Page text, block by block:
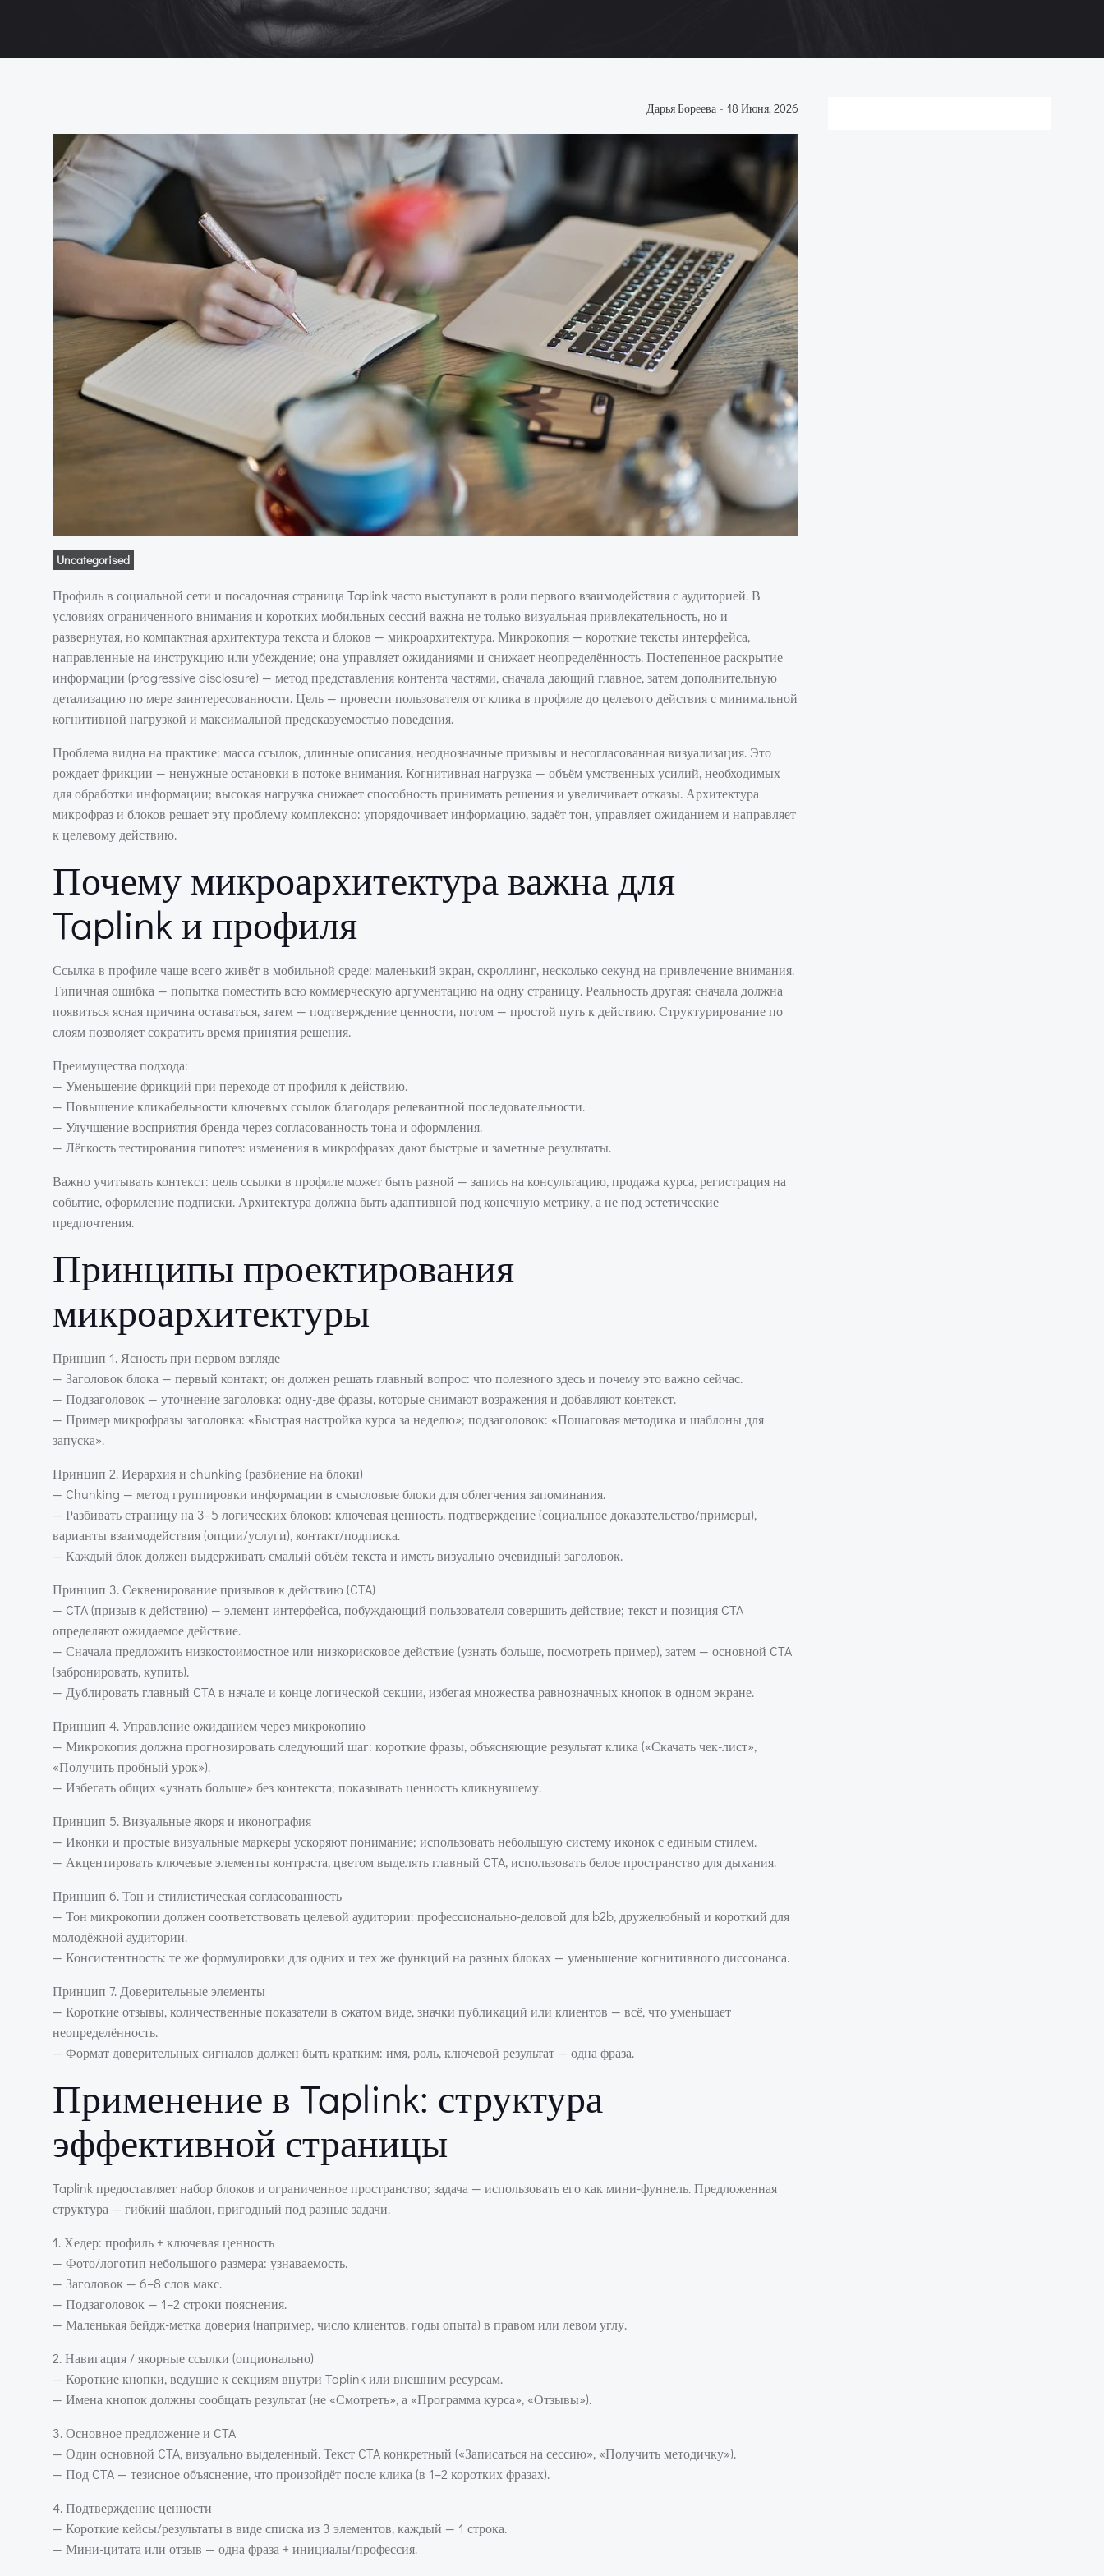
Дарья Бореева - 18 Июня, 2026
Uncategorised
Профиль в социальной сети и посадочная страница Taplink часто выступают в роли первого взаимодействия с аудиторией. В
условиях ограниченного внимания и коротких мобильных сессий важна не только визуальная привлекательность, но и
развернутая, но компактная архитектура текста и блоков — микроархитектура. Микрокопия — короткие тексты интерфейса,
направленные на инструкцию или убеждение; она управляет ожиданиями и снижает неопределённость. Постепенное раскрытие
информации (progressive disclosure) — метод представления контента частями, сначала дающий главное, затем дополнительную
детализацию по мере заинтересованности. Цель — провести пользователя от клика в профиле до целевого действия с минимальной
когнитивной нагрузкой и максимальной предсказуемостью поведения.
Проблема видна на практике: масса ссылок, длинные описания, неоднозначные призывы и несогласованная визуализация. Это
рождает фрикции — ненужные остановки в потоке внимания. Когнитивная нагрузка — объём умственных усилий, необходимых
для обработки информации; высокая нагрузка снижает способность принимать решения и увеличивает отказы. Архитектура
микрофраз и блоков решает эту проблему комплексно: упорядочивает информацию, задаёт тон, управляет ожиданием и направляет
к целевому действию.
Почему микроархитектура важна для
Taplink и профиля
Ссылка в профиле чаще всего живёт в мобильной среде: маленький экран, скроллинг, несколько секунд на привлечение внимания.
Типичная ошибка — попытка поместить всю коммерческую аргументацию на одну страницу. Реальность другая: сначала должна
появиться ясная причина оставаться, затем — подтверждение ценности, потом — простой путь к действию. Структурирование по
слоям позволяет сократить время принятия решения.
Преимущества подхода:
— Уменьшение фрикций при переходе от профиля к действию.
— Повышение кликабельности ключевых ссылок благодаря релевантной последовательности.
— Улучшение восприятия бренда через согласованность тона и оформления.
— Лёгкость тестирования гипотез: изменения в микрофразах дают быстрые и заметные результаты.
Важно учитывать контекст: цель ссылки в профиле может быть разной — запись на консультацию, продажа курса, регистрация на
событие, оформление подписки. Архитектура должна быть адаптивной под конечную метрику, а не под эстетические
предпочтения.
Принципы проектирования
микроархитектуры
Принцип 1. Ясность при первом взгляде
— Заголовок блока — первый контакт; он должен решать главный вопрос: что полезного здесь и почему это важно сейчас.
— Подзаголовок — уточнение заголовка: одну-две фразы, которые снимают возражения и добавляют контекст.
— Пример микрофразы заголовка: «Быстрая настройка курса за неделю»; подзаголовок: «Пошаговая методика и шаблоны для
запуска».
Принцип 2. Иерархия и chunking (разбиение на блоки)
— Chunking — метод группировки информации в смысловые блоки для облегчения запоминания.
— Разбивать страницу на 3–5 логических блоков: ключевая ценность, подтверждение (социальное доказательство/примеры),
варианты взаимодействия (опции/услуги), контакт/подписка.
— Каждый блок должен выдерживать смалый объём текста и иметь визуально очевидный заголовок.
Принцип 3. Секвенирование призывов к действию (CTA)
— CTA (призыв к действию) — элемент интерфейса, побуждающий пользователя совершить действие; текст и позиция CTA
определяют ожидаемое действие.
— Сначала предложить низкостоимостное или низкорисковое действие (узнать больше, посмотреть пример), затем — основной CTA
(забронировать, купить).
— Дублировать главный CTA в начале и конце логической секции, избегая множества равнозначных кнопок в одном экране.
Принцип 4. Управление ожиданием через микрокопию
— Микрокопия должна прогнозировать следующий шаг: короткие фразы, объясняющие результат клика («Скачать чек-лист»,
«Получить пробный урок»).
— Избегать общих «узнать больше» без контекста; показывать ценность кликнувшему.
Принцип 5. Визуальные якоря и иконография
— Иконки и простые визуальные маркеры ускоряют понимание; использовать небольшую систему иконок с единым стилем.
— Акцентировать ключевые элементы контраста, цветом выделять главный CTA, использовать белое пространство для дыхания.
Принцип 6. Тон и стилистическая согласованность
— Тон микрокопии должен соответствовать целевой аудитории: профессионально-деловой для b2b, дружелюбный и короткий для
молодёжной аудитории.
— Консистентность: те же формулировки для одних и тех же функций на разных блоках — уменьшение когнитивного диссонанса.
Принцип 7. Доверительные элементы
— Короткие отзывы, количественные показатели в сжатом виде, значки публикаций или клиентов — всё, что уменьшает
неопределённость.
— Формат доверительных сигналов должен быть кратким: имя, роль, ключевой результат — одна фраза.
Применение в Taplink: структура
эффективной страницы
Taplink предоставляет набор блоков и ограниченное пространство; задача — использовать его как мини-фуннель. Предложенная
структура — гибкий шаблон, пригодный под разные задачи.
1. Хедер: профиль + ключевая ценность
— Фото/логотип небольшого размера: узнаваемость.
— Заголовок — 6–8 слов макс.
— Подзаголовок — 1–2 строки пояснения.
— Маленькая бейдж-метка доверия (например, число клиентов, годы опыта) в правом или левом углу.
2. Навигация / якорные ссылки (опционально)
— Короткие кнопки, ведущие к секциям внутри Taplink или внешним ресурсам.
— Имена кнопок должны сообщать результат (не «Смотреть», а «Программа курса», «Отзывы»).
3. Основное предложение и CTA
— Один основной CTA, визуально выделенный. Текст CTA конкретный («Записаться на сессию», «Получить методичку»).
— Под CTA — тезисное объяснение, что произойдёт после клика (в 1–2 коротких фразах).
4. Подтверждение ценности
— Короткие кейсы/результаты в виде списка из 3 элементов, каждый — 1 строка.
— Мини-цитата или отзыв — одна фраза + инициалы/профессия.